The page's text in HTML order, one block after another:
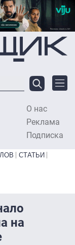
О нас
Реклама
Подписка
СТАТЬИ
на